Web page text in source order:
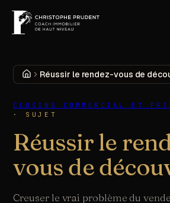
MENU
Accueil
Réussir le rendez-vous de
CLOSING COMMERCIAL ET
· SUJET
Réussir le
vous de
Creuser le vrai problème du